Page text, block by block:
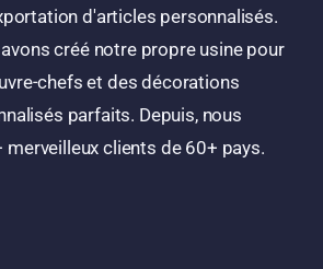
d'articles personnalisés.
créé notre propre usine pour
chefs et des décorations
parfaits. Depuis, nous
merveilleux clients de 60+ pays.